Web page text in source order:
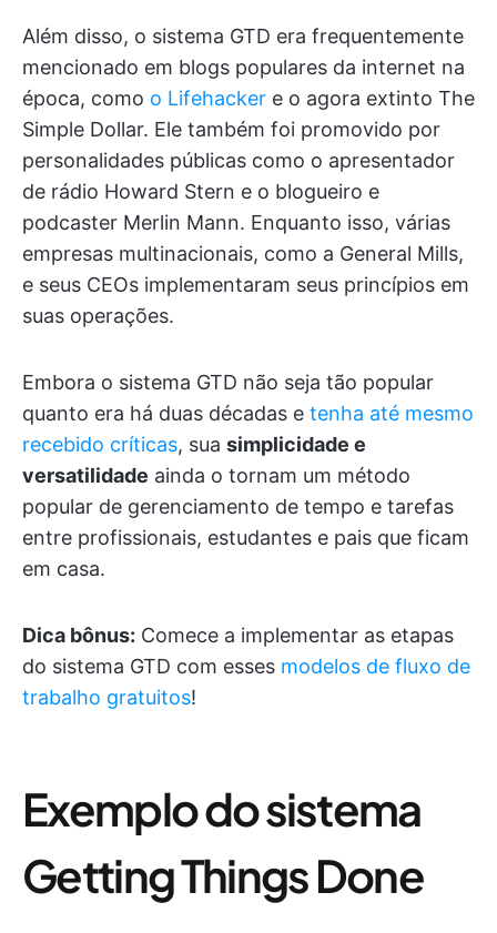
Além disso, o sistema GTD era frequentemente
mencionado em blogs populares da internet na
época, como o Lifehacker e o agora extinto The
Simple Dollar. Ele também foi promovido por
personalidades públicas como o apresentador
de rádio Howard Stern e o blogueiro e
podcaster Merlin Mann. Enquanto isso, várias
empresas multinacionais, como a General Mills,
e seus CEOs implementaram seus princípios em
suas operações.
Embora o sistema GTD não seja tão popular
quanto era há duas décadas e tenha até mesmo
recebido críticas, sua simplicidade e
versatilidade ainda o tornam um método
popular de gerenciamento de tempo e tarefas
entre profissionais, estudantes e pais que ficam
em casa.
Dica bônus: Comece a implementar as etapas
do sistema GTD com esses modelos de fluxo de
trabalho gratuitos!
Exemplo do sistema
Getting Things Done